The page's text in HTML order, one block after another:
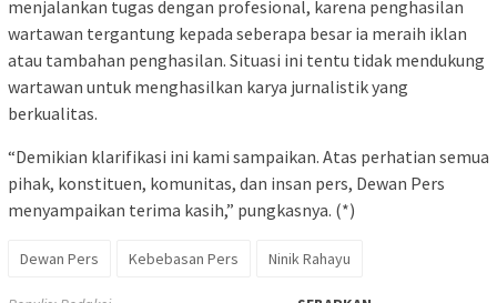
menjalankan tugas dengan profesional, karena penghasilan
wartawan tergantung kepada seberapa besar ia meraih iklan
atau tambahan penghasilan. Situasi ini tentu tidak mendukung
wartawan untuk menghasilkan karya jurnalistik yang
berkualitas.
“Demikian klarifikasi ini kami sampaikan. Atas perhatian semua
pihak, konstituen, komunitas, dan insan pers, Dewan Pers
menyampaikan terima kasih,” pungkasnya. (*)
Dewan Pers Kebebasan Pers Ninik Rahayu